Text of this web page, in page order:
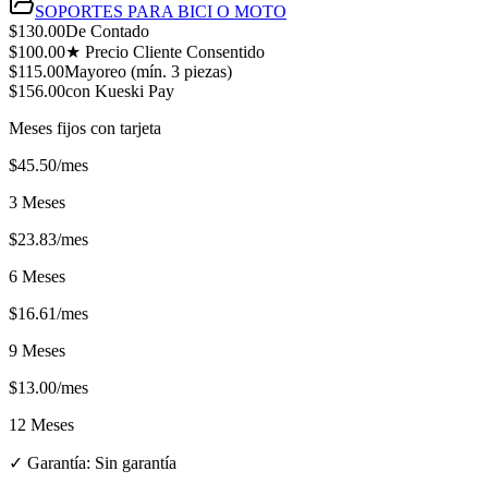
SOPORTES PARA BICI O MOTO
$130.00De Contado
$100.00★ Precio Cliente Consentido
$115.00Mayoreo (mín. 3 piezas)
$156.00con Kueski Pay
Meses fijos con tarjeta
$45.50/mes
3 Meses
$23.83/mes
6 Meses
$16.61/mes
9 Meses
$13.00/mes
12 Meses
✓ Garantía: Sin garantía